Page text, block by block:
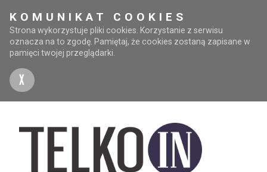
KOMUNIKAT COOKIES
Strona wykorzystuje pliki cookies. Korzystanie z serwisu
oznacza na to zgodę. Pamiętaj, że cookies zostaną zapisane w
pamięci twojej przeglądarki.
X